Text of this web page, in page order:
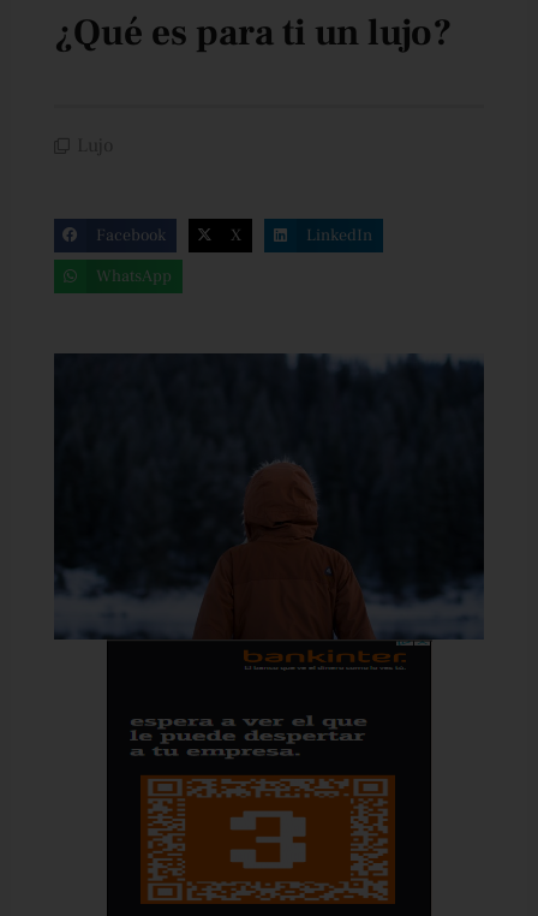
¿Qué es para ti un lujo?
Facebook X
LinkedIn
WhatsApp